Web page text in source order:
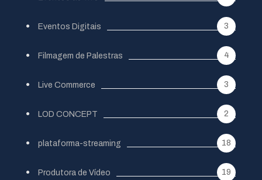
Eventos Digitais 3
Filmagem de Palestras 4
Live Commerce 3
LOD CONCEPT 2
plataforma-streaming 18
Produtora de Vídeo 19